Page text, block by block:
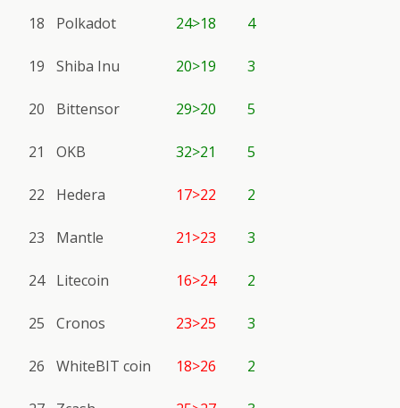
18 Polkadot 24>18 4
19 Shiba Inu 20>19 3
20 Bittensor 29>20 5
21 OKB 32>21 5
22 Hedera 17>22 2
23 Mantle 21>23 3
24 Litecoin 16>24 2
25 Cronos 23>25 3
26 WhiteBIT coin 18>26 2